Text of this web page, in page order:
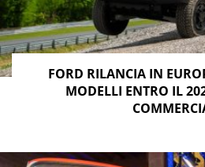
FORD RILANCIA IN
MODELLI ENTRO IL